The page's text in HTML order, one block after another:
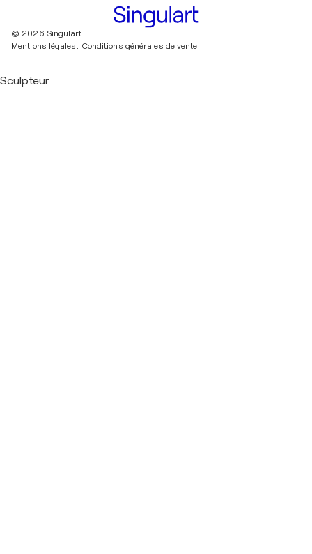
© 2026 Singulart
Mentions légales. Conditions générales de vente
Sculpteur